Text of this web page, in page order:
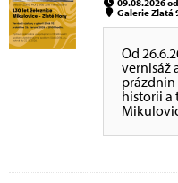
09.08.2026
Galerie Zlatá
Od
vernisáž
historii a